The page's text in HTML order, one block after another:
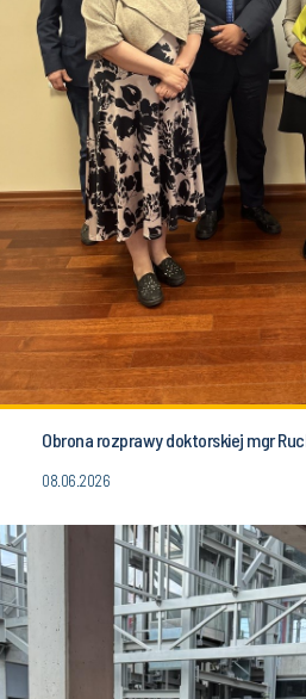
Obrona rozprawy doktorskiej mgr
08.06.2026